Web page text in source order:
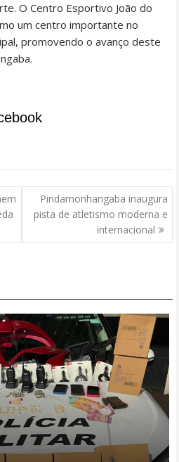
O Centro Esportivo João do
um centro importante no
promovendo o avanço deste
Pindamonhangaba inaugura
pista de atletismo moderna e
internacional